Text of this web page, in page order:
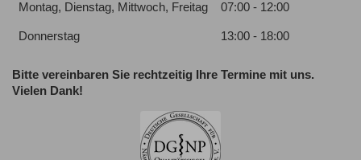
Montag, Dienstag, Mittwoch, Freitag 07:00 - 12:00
Donnerstag 13:00 - 18:00
Bitte vereinbaren Sie rechtzeitig Ihre Termine mit uns.
Vielen Dank!